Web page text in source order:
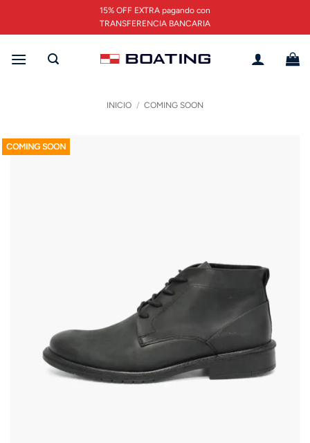
15% OFF EXTRA pagando con
TRANSFERENCIA BANCARIA
INICIO / COMING SOON
COMING SOON